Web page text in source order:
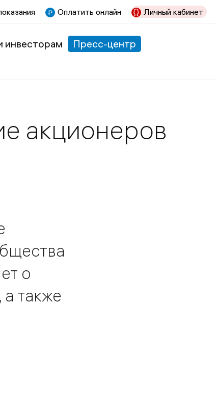
Оплатить онлайн Личный кабинет
инвесторам
Пресс-центр
акционеров
о
также